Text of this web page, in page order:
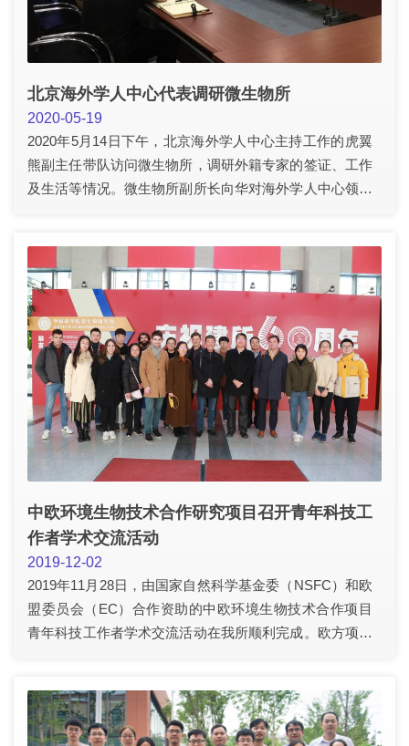
北京海外学人中心代表调研微生物所
2020-05-19
2020年5月14日下午，北京海外学人中心主持工作的虎翼
熊副主任带队访问微生物所，调研外籍专家的签证、工作
及生活等情况。微生物所副所长向华对海外学人中心领导
院-发展中国家生物技术卓越中心和新发突发传染病研究
与交流中心，国际交流活跃。在研究所既有长期工作的外
籍专家、博士后，也有每年大量来所进行短期交流的外籍
专家和研究生。
中欧环境生物技术合作研究项目召开青年科技工
作者学术交流活动
2019-12-02
2019年11月28日，由国家自然科学基金委（NSFC）和欧
盟委员会（EC）合作资助的中欧环境生物技术合作项目
青年科技工作者学术交流活动在我所顺利完成。欧方项目